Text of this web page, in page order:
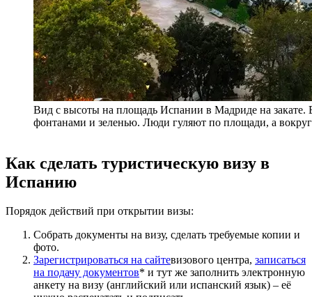
Вид с высоты на площадь Испании в Мадриде на
фонтанами и зеленью. Люди гуляют по площади, а
Как сделать туристическую визу в
Испанию
Порядок действий при открытии визы:
Собрать документы на визу, сделать требуемые копии и
фото.
Зарегистрироваться на сайтевизового центра, записаться
на подачу документов* и тут же заполнить электронную
анкету на визу (английский или испанский язык) – её